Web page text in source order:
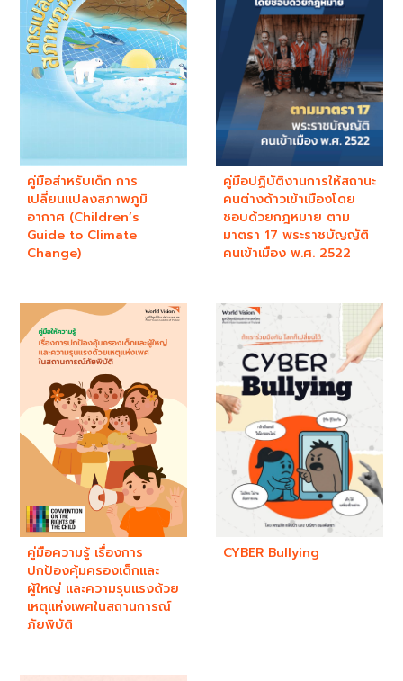
คู่มือสำหรับเด็ก การ
เปลี่ยนแปลงสภาพภูมิ
อากาศ (Children’s
Guide to Climate
Change)
คู่มือปฏิบัติงานการให้สถานะ
คนต่างด้าวเข้าเมืองโดย
ชอบด้วยกฎหมาย ตาม
มาตรา 17 พระราชบัญญัติ
คนเข้าเมือง พ.ศ. 2522
คู่มือความรู้ เรื่องการ
ปกป้องคุ้มครองเด็กและ
ผู้ใหญ่ และความรุนแรงด้วย
เหตุแห่งเพศในสถานการณ์
ภัยพิบัติ
CYBER Bullying